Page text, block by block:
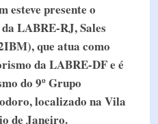
esteve presente o
LABRE-RJ, Sales
que atua como
da LABRE-DF e é
do 9º Grupo
localizado na Vila
de Janeiro.